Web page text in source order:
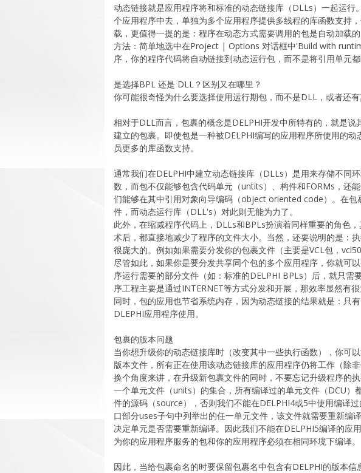
动态链接就是应用程序将和标准的动态链接库（DLLs）一起运行
个应用程序中去，单独为多个应用程序提供多线程的库函数支持
载，更值得一提的是：程序在动态方式需要调用的包是自动加载
方法：简单地选中在Project | Options 对话框中'Build with
序，你的程序代码将自动链接到动态运行包，而不是将引用单元
是选择BPL 还是 DLL？区别又在哪里？
你可能很奇怪为什么要选择使用运行期包，而不是DLL，或者还有
相对于DLL而言，包裹的概念是DELPHI开发中所特有的，就是
建立的包裹。即使包是一种被DELPHI编写的应用程序所使用的
员更多的库函数支持。
通常我们在DELPHI中建立动态链接库（DLLs）是用来存储不同
数，而包不仅能够包含代码单元（untits）、构件和FORMs，还
们能够在其中引用对象向导编码（object oriented code）。在包
件，而动态运行库（DLL's）对此则无能为力了。
此外，在缩减程序代码上，DLLs和BPLs扮演着同样重要的角色
术后，都直接地减少了程序的文件大小。当然，还要说明的是：
很庞大的。例如如果需要分发你的包裹文件（主要是VCL包，
尽管如此，如果你是要分发共享同个包的多个应用程序，你就可
序运行需要的部分文件（如：标准的DELPHI BPLs）后，就只需
序工程主要是通过INTERNET等方式分发和开展，那效率显然有很
同时，包的应用也节省系统内存，因为动态链接的结果就是：只
DLEPHI应用程序使用。
包裹的版本问题
当你想升级你的动态链接库时（改变其中一些执行函数），你可
版本文件，所有正在使用该动态链接库的应用程序仍将工作（除
换个角度来讲，在升级新包裹文件的同时，不要忘记升级程序的
一个单元文件（units）的集合，所有编译过的单元文件（DCU）
件的源码（source），否则我们不能在DELPHI4或5中使用编译
口部分uses子句中列举出的任一单元文件，该文件就需要重新编
决定单元是否需要重新编译。因此我们不能在DELPHI5编译的应
为你的应用程序服务的包和你的应用程序必须在相同环境下编译。
因此，当给包裹命名的时要保留包裹名中包含有DELPHI的版本